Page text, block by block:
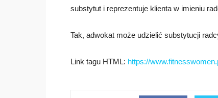
substytut i reprezentuje klienta w imieniu
Tak, adwokat może udzielić substytucji
Link tagu HTML: https://